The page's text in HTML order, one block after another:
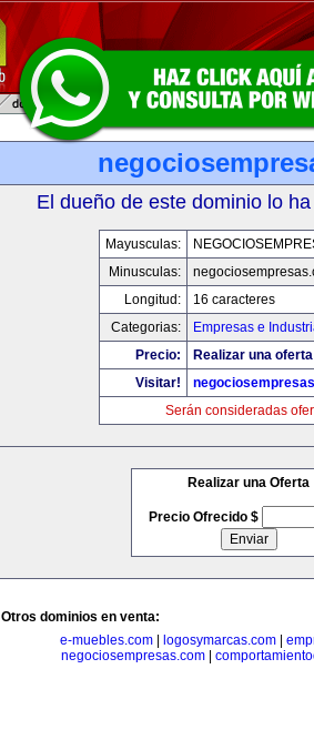
El dueño de este dominio lo
Mayusculas:
Minusculas:
Longitud:
16 caracteres
Categorias:
Empresas e
Precio:
Realizar una
Visitar!
Serán consideradas
Realizar una Oferta
Precio Ofrecido $
Otros dominios en venta:
e-muebles.com
logosymarcas.com
negociosempresas.com|